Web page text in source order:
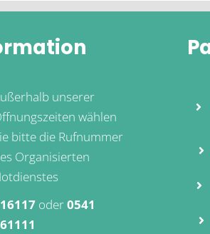
unserer
wählen
bitte die Rufnummer
Organisierten
oder0541